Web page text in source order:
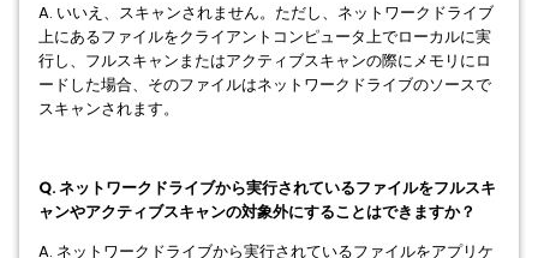
A. いいえ、スキャンされません。ただし、ネットワークドライブ
上にあるファイルをクライアントコンピュータ上でローカルに実
行し、フルスキャンまたはアクティブスキャンの際にメモリにロ
ードした場合、そのファイルはネットワークドライブのソースで
スキャンされます。
Q. ネットワークドライブから実行されているファイルをフルスキ
ャンやアクティブスキャンの対象外にすることはできますか？
A. ネットワークドライブから実行されているファイルをアプリケ